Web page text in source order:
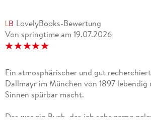
LovelyBooks-Bewertung
Von springtime am 19.07.2026
Ein atmosphärischer und gut
Dallmayr im München von 1897 lebendig
Sinnen spürbar macht.
Das war ein Buch, das ich sehr gerne